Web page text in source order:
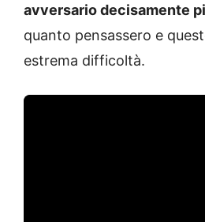
avversario decisamente
quanto pensassero e
estrema difficoltà.